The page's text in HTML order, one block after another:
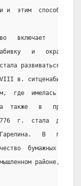
и  этим
включает    три
и   окраску
развиваться
в. ситценабивное
где  имелась
а  также   в
г.  стала
В
бумажных
районе,